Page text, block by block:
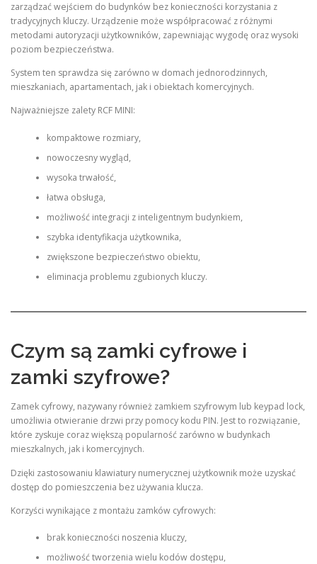
zarządzać wejściem do budynków bez konieczności korzystania z
tradycyjnych kluczy. Urządzenie może współpracować z różnymi
metodami autoryzacji użytkowników, zapewniając wygodę oraz wysoki
poziom bezpieczeństwa.
System ten sprawdza się zarówno w domach jednorodzinnych,
mieszkaniach, apartamentach, jak i obiektach komercyjnych.
Najważniejsze zalety RCF MINI:
kompaktowe rozmiary,
nowoczesny wygląd,
wysoka trwałość,
łatwa obsługa,
możliwość integracji z inteligentnym budynkiem,
szybka identyfikacja użytkownika,
zwiększone bezpieczeństwo obiektu,
eliminacja problemu zgubionych kluczy.
Czym są zamki cyfrowe i
zamki szyfrowe?
Zamek cyfrowy, nazywany również zamkiem szyfrowym lub keypad lock,
umożliwia otwieranie drzwi przy pomocy kodu PIN. Jest to rozwiązanie,
które zyskuje coraz większą popularność zarówno w budynkach
mieszkalnych, jak i komercyjnych.
Dzięki zastosowaniu klawiatury numerycznej użytkownik może uzyskać
dostęp do pomieszczenia bez używania klucza.
Korzyści wynikające z montażu zamków cyfrowych:
brak konieczności noszenia kluczy,
możliwość tworzenia wielu kodów dostępu,